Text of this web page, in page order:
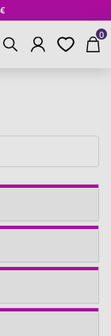
Vyhľadávanie
Košík
0
Obľúbené